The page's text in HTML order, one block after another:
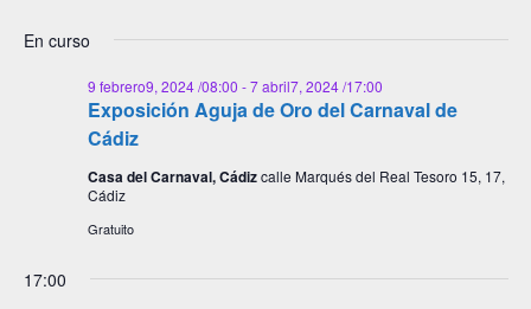
En curso
Exposición Aguja de Oro del Carnaval de
Cádiz
9 febrero9, 2024 /08:00 -7 abril7, 2024 /17:00
Casa del Carnaval, Cádizcalle Marqués del Real Tesoro 15, 17,
Cádiz
Gratuito
17:00